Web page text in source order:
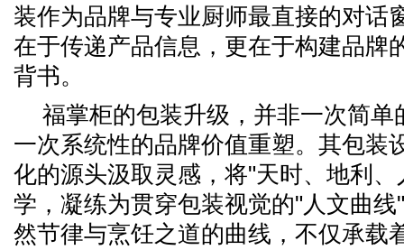
装作为品牌与专业厨师最直接的对话
在于传递产品信息，更在于构建品牌
背书。
福掌柜的包装升级，并非一次简单
一次系统性的品牌价值重塑。其包装
化的源头汲取灵感，将"天时、地利
学，凝练为贯穿包装视觉的"人文曲
然节律与烹饪之道的曲线，不仅承载